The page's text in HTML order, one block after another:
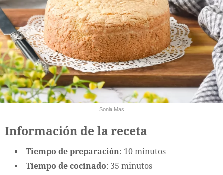
Sonia Mas
Información de la receta
Tiempo de preparación: 10 minutos
Tiempo de cocinado: 35 minutos